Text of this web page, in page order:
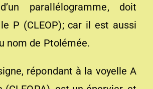
parallélogramme, doit
P (CLEOP); car il est aussi
nom de Ptolémée.
répondant à la voyelle A